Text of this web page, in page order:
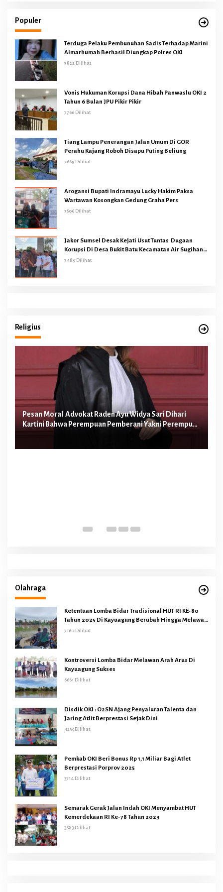
Populer
Terduga Pelaku Pembunuhan Sadis Terhadap Marini
Almarhumah Berhasil Diungkap Polres OKI
7822 Dilihat
Vonis Hukuman Korupsi Dana Hibah Panwaslu OKI 2
Tahun 6 Bulan JPU Pikir Pikir
7766 Dilihat
Tiang Lampu Penerangan Jalan Umum Di GOR
Perahu Kajang Roboh Disapu Puting Beliung
7669 Dilihat
Arogansi Bupati Indramayu Lucky Hakim Paksa
Wartawan Kosongkan Gedung Graha Pers
7506 Dilihat
Jakor Sumsel Desak Kejati Usut Tuntas Dugaan
Korupsi Di Desa Bukit Batu Kecamatan Air Sugihan
OKI
7489 Dilihat
Religius
Pesan Moral Advokat Raden Ayu Widya Sari Dihari
Kartini Bahwa Perempuan Pemberani Yakni Perempuan
yang Berani Melawan Ketidakadilan
Olahraga
Ketentuan Lomba Bidar Tradisional HUT RI KE-80
Tahun 2025 Di Kayuagung Berubah Hingga Melawan
Arus
7160 Dilihat
Kontroversi Lomba Bidar Melawan Arah Arus Di
Kayuagung Sukses
6661 Dilihat
Disdik OKI : O2SN Ajang Penyaluran Talenta dan
Jaring Atlit Berprestasi Sejak Dini
4253 Dilihat
Pemkab OKI Beri Bonus Rp 1,1 Miliar Bagi Atlet
Berprestasi Porprov 2025
3714 Dilihat
Semarak Gerak Jalan Indah OKI Menyambut HUT
Kemerdekaan RI Ke-78 Tahun 2023
3683 Dilihat